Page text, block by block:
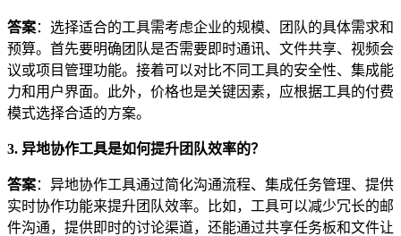
答案：选择适合的工具需考虑企业的规模、团队的具体需求和
预算。首先要明确团队是否需要即时通讯、文件共享、视频会
议或项目管理功能。接着可以对比不同工具的安全性、集成能
力和用户界面。此外，价格也是关键因素，应根据工具的付费
模式选择合适的方案。
3. 异地协作工具是如何提升团队效率的？
答案：异地协作工具通过简化沟通流程、集成任务管理、提供
实时协作功能来提升团队效率。比如，工具可以减少冗长的邮
件沟通，提供即时的讨论渠道，还能通过共享任务板和文件让